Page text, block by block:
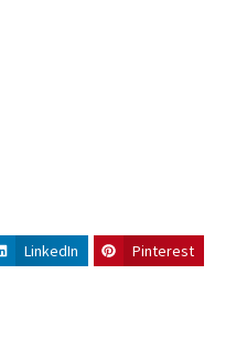
LinkedIn
Pinterest